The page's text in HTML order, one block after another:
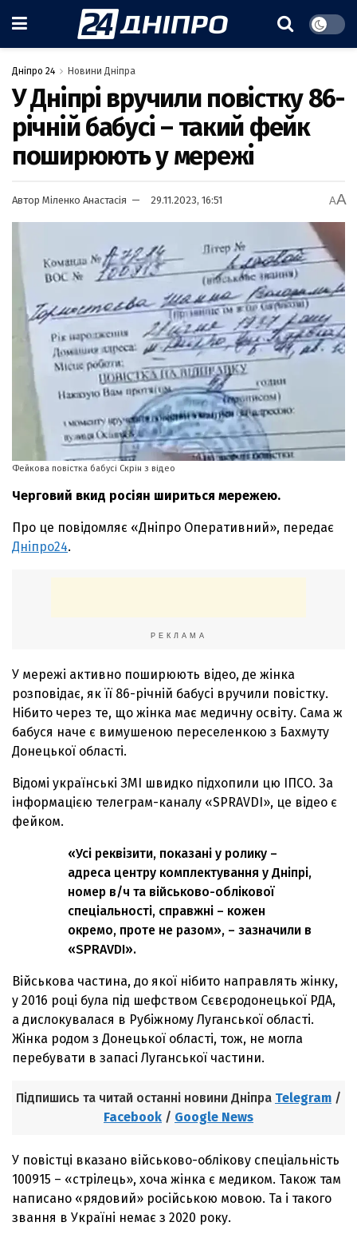
Дніпро 24 Новини Дніпра
У Дніпрі вручили повістку 86-
річній бабусі – такий фейк
поширюють у мережі
Автор Міленко Анастасія 29.11.2023, 16:51 AA
Фейкова повістка бабусі Скрін з відео
Черговий вкид росіян шириться мережею.
Про це повідомляє «Дніпро Оперативний», передає
Дніпро24.
РЕКЛАМА
У мережі активно поширюють відео, де жінка
розповідає, як її 86-річній бабусі вручили повістку.
Нібито через те, що жінка має медичну освіту. Сама ж
бабуся наче є вимушеною переселенкою з Бахмуту
Донецької області.
Відомі українські ЗМІ швидко підхопили цю ІПСО. За
інформацією телеграм-каналу «SPRAVDI», це відео є
фейком.
«Усі реквізити, показані у ролику –
адреса центру комплектування у Дніпрі,
номер в/ч та військово-облікової
спеціальності, справжні – кожен
окремо, проте не разом», – зазначили в
«SPRAVDI».
Військова частина, до якої нібито направлять жінку,
у 2016 році була під шефством Сєвєродонецької РДА,
а дислокувалася в Рубіжному Луганської області.
Жінка родом з Донецької області, тож, не могла
перебувати в запасі Луганської частини.
Підпишись та читай останні новини Дніпра Telegram /
Facebook / Google News
У повістці вказано військово-облікову спеціальність
100915 – «стрілець», хоча жінка є медиком. Також там
написано «рядовий» російською мовою. Та і такого
звання в Україні немає з 2020 року.